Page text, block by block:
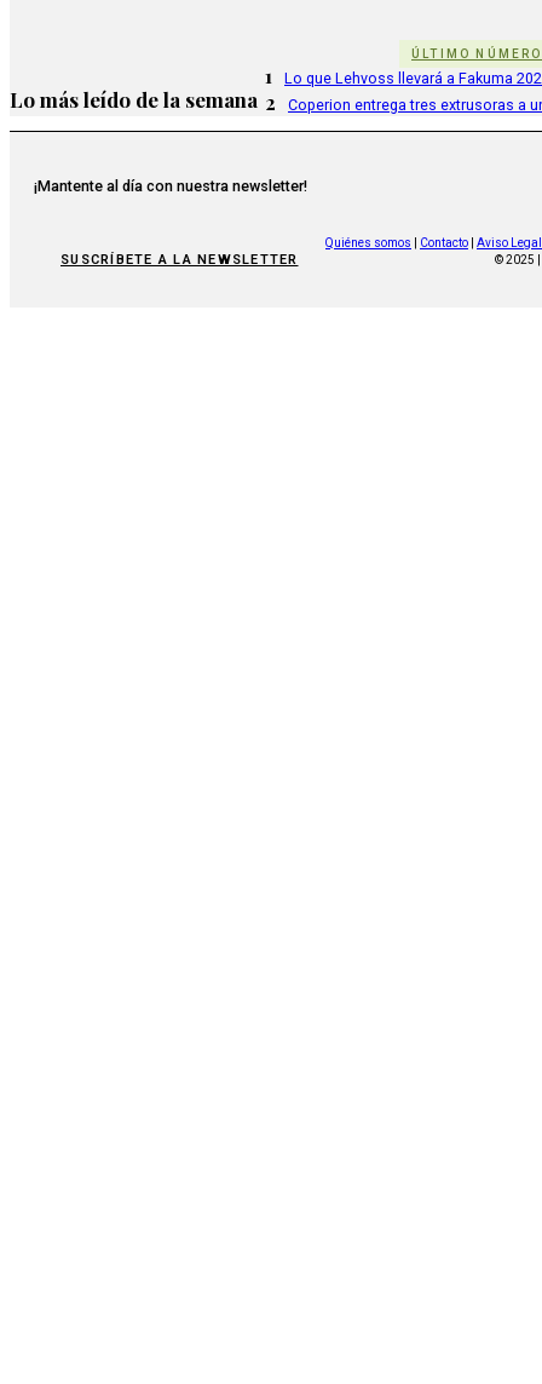
ÚLTIMO NÚMERO
Lo más leído de la semana
1 Lo que Lehvoss llevará a Fakuma
2 Coperion entrega tres extrusoras a
¡Mantente al día con nuestra newsletter!
SUSCRÍBETE A LA NEWSLETTER
Quiénes somos Contacto
Aviso Legal
© 2025